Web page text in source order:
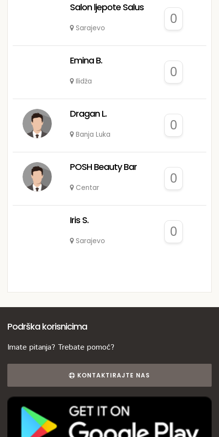
Salon ljepote Salus
Sarajevo
0
Emina B.
Ilidža
0
Dragan L.
Banja Luka
0
POSH Beauty Bar
Centar
0
Iris S.
Sarajevo
0
Podrška korisnicima
Imate pitanja? Trebate pomoć?
KONTAKTIRAJTE NAS